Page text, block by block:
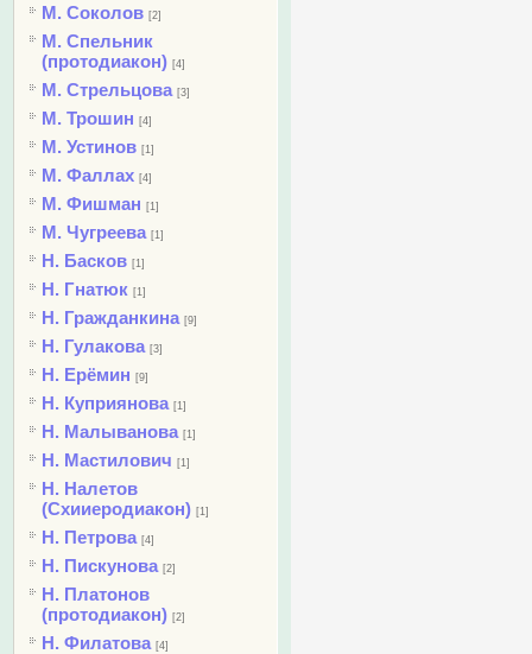
М. Соколов [2]
М. Спельник
(протодиакон) [4]
М. Стрельцова [3]
М. Трошин [4]
М. Устинов [1]
М. Фаллах [4]
М. Фишман [1]
М. Чугреева [1]
Н. Басков [1]
Н. Гнатюк [1]
Н. Гражданкина [9]
Н. Гулакова [3]
Н. Ерёмин [9]
Н. Куприянова [1]
Н. Малыванова [1]
Н. Мастилович [1]
Н. Налетов
(Схииеродиакон) [1]
Н. Петрова [4]
Н. Пискунова [2]
Н. Платонов
(протодиакон) [2]
Н. Филатова [4]